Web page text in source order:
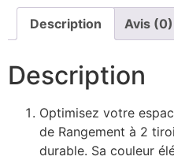
Description Avis (0)
Description
Optimisez votre
de Rangement à 2
durable. Sa couleur